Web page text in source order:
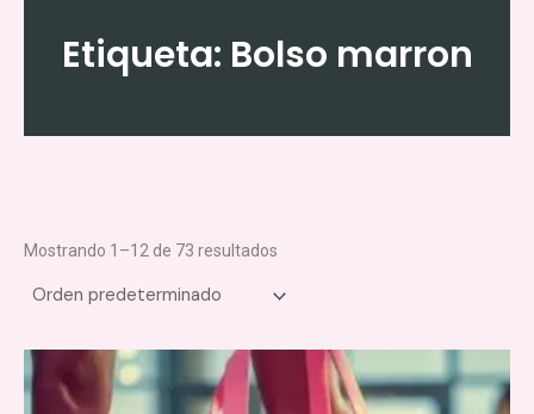
contenidoEtiqueta: Bolso marron
Mostrando 1–12 de 73 resultados